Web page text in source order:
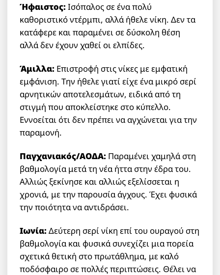
Ήφαιστος: Ισόπαλος σε ένα πολύ
καθοριστικό ντέρμπι, αλλά ήθελε νίκη. Δεν τα
κατάφερε και παραμένει σε δύσκολη θέση
αλλά δεν έχουν χαθεί οι ελπίδες.
Άμιλλα: Επιστροφή στις νίκες με εμφατική
εμφάνιση. Την ήθελε γιατί είχε ένα μικρό σερί
αρνητικών αποτελεσμάτων, ειδικά από τη
στιγμή που αποκλείστηκε στο κύπελλο.
Εννοείται ότι δεν πρέπει να αγχώνεται για την
παραμονή.
Παγχανιακός/ΑΟΔΑ: Παραμένει χαμηλά στη
βαθμολογία μετά τη νέα ήττα στην έδρα του.
Αλλιώς ξεκίνησε και αλλιώς εξελίσσεται η
χρονιά, με την παρουσία άγχους. Έχει φυσικά
την ποιότητα να αντιδράσει.
Ιωνία:Δεύτερη σερί νίκη επί του ουραγού στη
βαθμολογία και φυσικά συνεχίζει μια πορεία
σχετικά θετική στο πρωτάθλημα, με καλό
ποδόσφαιρο σε πολλές περιπτώσεις. Θέλει να